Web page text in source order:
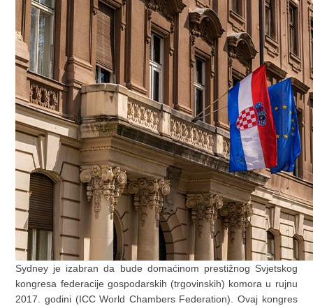
Sydney je izabran da bude domaćinom prestižnog Svjetskog
kongresa federacije gospodarskih (trgovinskih) komora u rujnu
2017. godini (ICC World Chambers Federation). Ovaj kongres